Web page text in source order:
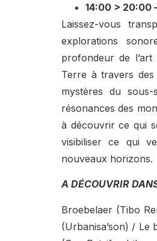
14:00 > 20:00
Laissez-vous
explorations
profondeur de
Terre à travers
mystères du
résonances des
à découvrir ce qui
visibiliser ce qui
nouveaux horizons.
A DÉCOUVRIR
Broebelaer (Tibo
(Urbanisa’son) /